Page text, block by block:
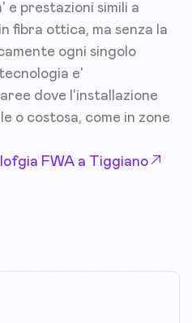
e prestazioni simili a
fibra ottica, ma senza la
ogni singolo
e'
dove l'installazione
o costosa, come in zone
FWA a Tiggiano